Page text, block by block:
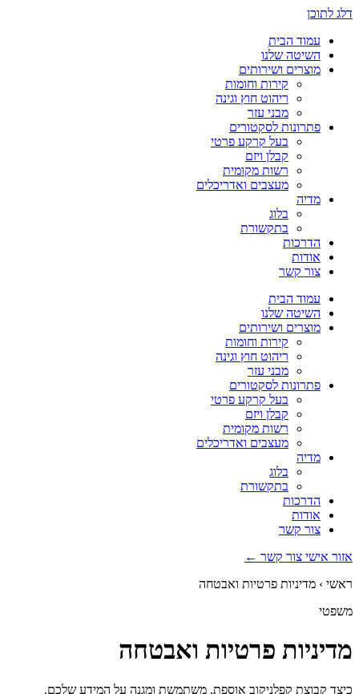
דלג לתוכן
עמוד הבית
השיטה שלנו
מוצרים ושירותים
קירות וחומות
ריהוט חוץ וגינה
מבני עזר
פתרונות לסקטורים
בעל קרקע פרטי
קבלן ויזם
רשות מקומית
מעצבים ואדריכלים
מדיה
בלוג
בתקשורת
הדרכות
אודות
צור קשר
עמוד הבית
השיטה שלנו
מוצרים ושירותים
קירות וחומות
ריהוט חוץ וגינה
מבני עזר
פתרונות לסקטורים
בעל קרקע פרטי
קבלן ויזם
רשות מקומית
מעצבים ואדריכלים
מדיה
בלוג
בתקשורת
הדרכות
אודות
צור קשר
אזור אישי צור קשר ←
ראשי › מדיניות פרטיות ואבטחה
משפטי
מדיניות פרטיות ואבטחה
כיצד קבוצת קפלניקוב אוספת, משתמשת ומגנה על המידע שלכם.